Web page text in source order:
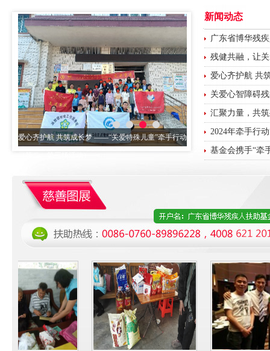
爱心齐护航 共筑成长梦 ——“关爱特殊儿童”牵手行动
新闻动态
广东省博华残
残健共融，让
爱心齐护航 共
关爱心智障碍
汇聚力量，共
2024年牵手行
基金会携手“牵